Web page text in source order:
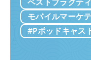
義
し
て
ア
プ
リ
（UA）を10倍
迅速にスケール
広告クリエイテ
ー
ク
フ
ロ
モバイルマーケ
#Pポッドキャス